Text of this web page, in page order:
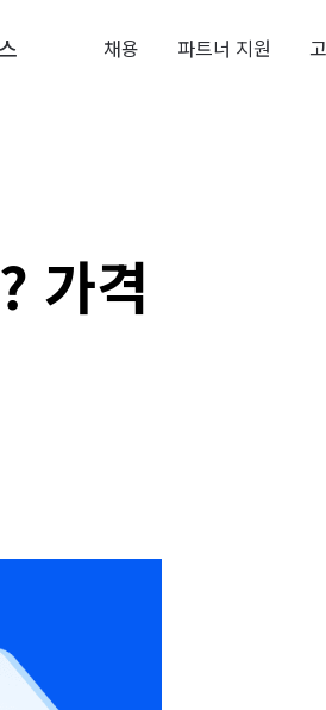
채용 파트너 지원
가격